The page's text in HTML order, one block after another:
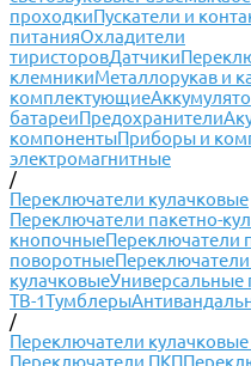
проходкиПускатели и
питанияОхладители
тиристоровДатчики
клемникиМеталлорукав и
комплектующие
батареиПредохранители
компонентыПриборы и
электромагнитные
/
Переключатели кулачковые
Переключатели пакетно-
кнопочныеПереключатели
поворотные
кулачковыеУниверсальные
ТВ-1Тумблеры
/
Переключатели
Переключатели ПКП